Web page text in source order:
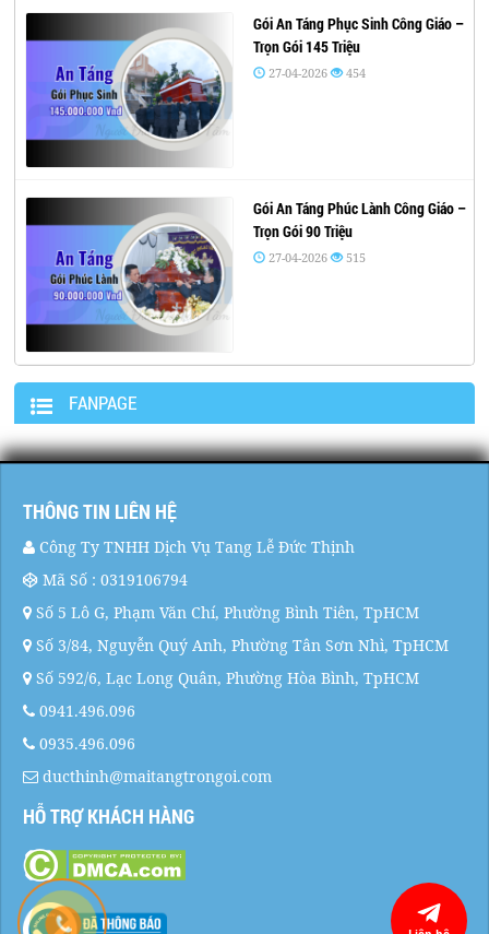
Gói An Táng Phục Sinh Công Giáo –
Trọn Gói 145 Triệu
27-04-2026 454
Gói An Táng Phúc Lành Công Giáo –
Trọn Gói 90 Triệu
27-04-2026 515
FANPAGE
THÔNG TIN LIÊN HỆ
Công Ty TNHH Dịch Vụ Tang Lễ Đức Thịnh
Mã Số : 0319106794
Số 5 Lô G, Phạm Văn Chí, Phường Bình Tiên, TpHCM
Số 3/84, Nguyễn Quý Anh, Phường Tân Sơn Nhì, TpHCM
Số 592/6, Lạc Long Quân, Phường Hòa Bình, TpHCM
0941.496.096
0935.496.096
ducthinh@maitangtrongoi.com
HỖ TRỢ KHÁCH HÀNG